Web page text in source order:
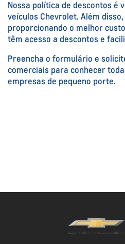
Nossa política de descontos é
veículos Chevrolet. Além
proporcionando o melhor
têm acesso a descontos e
Preencha o formulário e
comerciais para conhecer
empresas de pequeno porte.